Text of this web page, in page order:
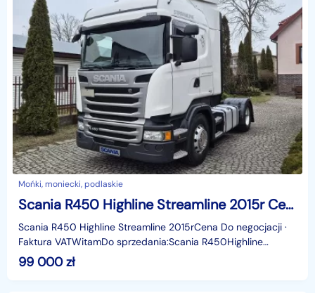
Mońki, moniecki, podlaskie
Scania R450 Highline Streamline 2015r Cena Do negocjacji · Faktura VAT
Scania R450 Highline Streamline 2015rCena Do negocjacji ·
Faktura VATWitamDo sprzedania:Scania R450Highline
StreamlineProdukcja 2017r.Przebieg 700.000 kmSilnik
99 000zł